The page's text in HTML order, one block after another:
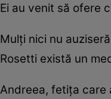
Ei au venit să ofere
Mulţi nici nu
Rosetti există un
Andreea, fetiţa